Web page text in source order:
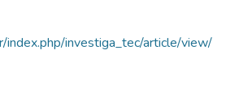
index.php/investiga_tec/article/view/